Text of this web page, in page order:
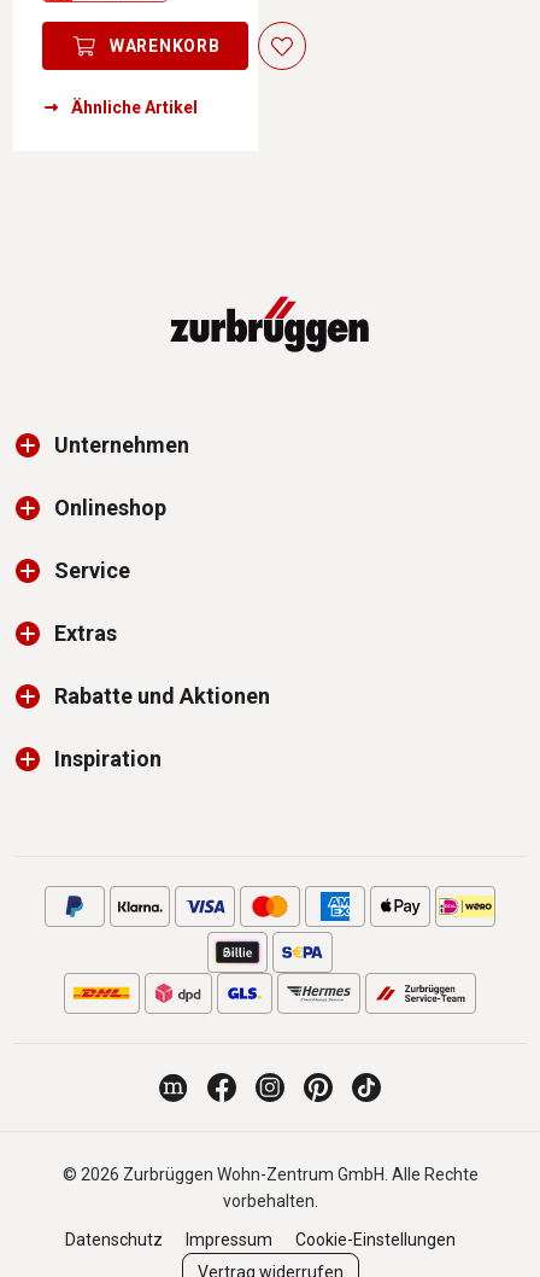
WARENKORB
Ähnliche Artikel
Unternehmen
Onlineshop
Service
Extras
Rabatte und Aktionen
Inspiration
© 2026 Zurbrüggen Wohn-Zentrum GmbH. Alle Rechte
vorbehalten.
Datenschutz
Impressum
Cookie-Einstellungen
Vertrag widerrufen